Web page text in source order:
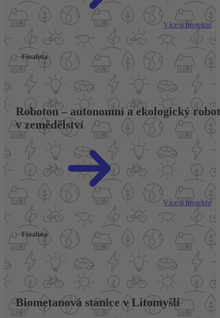
Více o projektu
Finalista
Roboton – autonomní a ekologický robot
v zemědělství
Více o projektu
Finalista
Biometanová stanice v Litomyšli